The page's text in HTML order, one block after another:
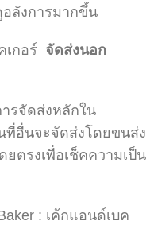
อลังการมากขึ้น
เกอร์ จัดส่งนอก
ารจัดส่งหลักใน
อื่นจะจัดส่งโดยขนส่ง
ตรงเพื่อเช็คความเป็น
: เค้กแอนด์เบค